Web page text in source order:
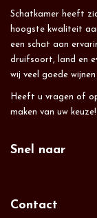
Schatkamer heeft
hoogste kwaliteit
een schat aan
druifsoort, land en
wij veel goede
Heeft u vragen of
maken van uw keuze!
Snel naar
Contact